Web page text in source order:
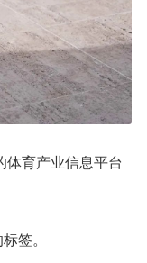
体育产业信息平台
签。